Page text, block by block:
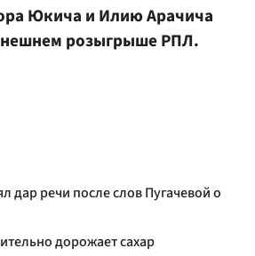
Юкича и Илию Арачича
розыгрыше РПЛ.
дар речи после слов Пугачевой о
дорожает сахар